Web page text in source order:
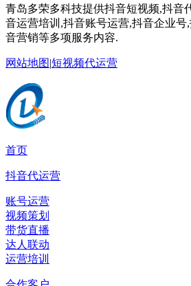
青岛多荣多科技提供抖音短视频,抖音
音运营培训,抖音账号运营,抖音企业号
音营销等多项服务内容.
网站地图|短视频代运营
首页
抖音代运营
账号运营
视频策划
带货直播
达人联动
运营培训